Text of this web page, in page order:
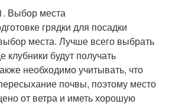
Выбор места
грядки для посадки
места. Лучше всего выбрать
клубники будут получать
необходимо учитывать, что
почвы, поэтому место
от ветра и иметь хорошую